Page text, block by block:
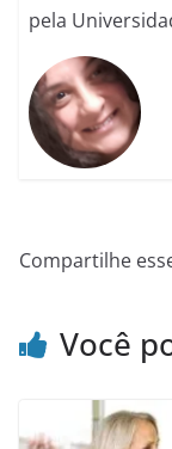
pela
Compartilhe
Você